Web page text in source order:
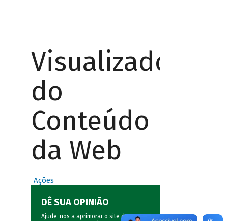
Visualizador
do
Conteúdo
da Web
Ações
DÊ SUA OPINIÃO
Ajude-nos a aprimorar o site do BNDES